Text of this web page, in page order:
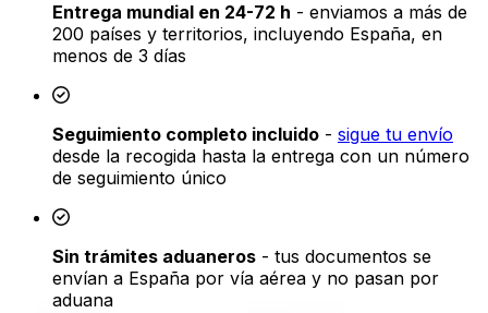
Entrega mundial en 24-72 h - enviamos a más de
200 países y territorios, incluyendo España, en
menos de 3 días
Seguimiento completo incluido - sigue tu envío
desde la recogida hasta la entrega con un número
de seguimiento único
Sin trámites aduaneros - tus documentos se
envían a España por vía aérea y no pasan por
aduana